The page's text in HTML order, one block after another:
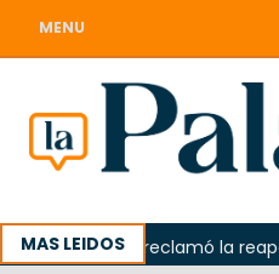
MENU
MAS LEIDOS
Odarda reclamó la